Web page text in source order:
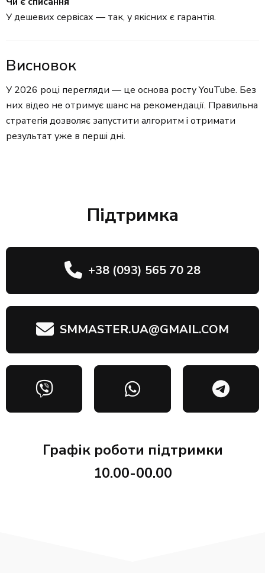
У дешевих сервісах — так, у якісних є гарантія.
Висновок
У 2026 році перегляди — це основа росту YouTube. Без
них відео не отримує шанс на рекомендації. Правильна
стратегія дозволяє запустити алгоритм і отримати
результат уже в перші дні.
Підтримка
+38 (093) 565 70 28
SMMASTER.UA@GMAIL.COM
Графік роботи підтримки
10.00-00.00